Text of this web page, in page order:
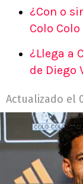
¿Con o
Colo
¿Llega a
de Diego
Actualizado el